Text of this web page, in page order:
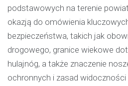
podstawowych na terenie
okazją do omówienia
bezpieczeństwa, takich jak
drogowego, granice wiekowe
hulajnóg, a także znaczenie
ochronnych i zasad widoczności